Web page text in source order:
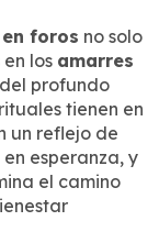
foros no solo
los amarres
profundo
tienen en
un reflejo de
esperanza, y
el camino